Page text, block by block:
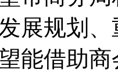
展规划
能借助